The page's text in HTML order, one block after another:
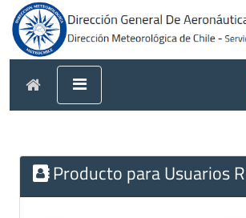
Producto para Usuarios